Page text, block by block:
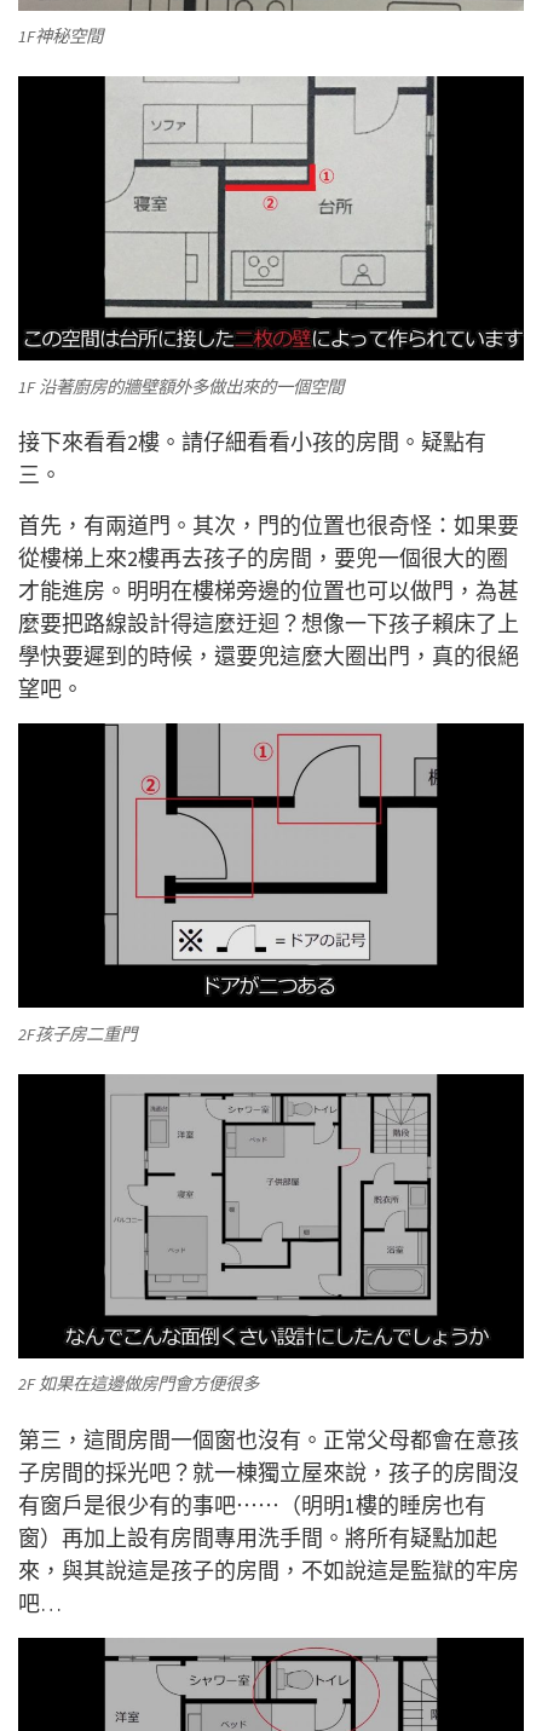
1F神秘空間
1F 沿著廚房的牆壁額外多做出來的一個空間
接下來看看2樓。請仔細看看小孩的房間。疑點有
三。
首先，有兩道門。其次，門的位置也很奇怪：如果要
從樓梯上來2樓再去孩子的房間，要兜一個很大的圈
才能進房。明明在樓梯旁邊的位置也可以做門，為甚
麼要把路線設計得這麼迂迴？想像一下孩子賴床了上
學快要遲到的時候，還要兜這麼大圈出門，真的很絕
望吧。
2F孩子房二重門
2F 如果在這邊做房門會方便很多
第三，這間房間一個窗也沒有。正常父母都會在意孩
子房間的採光吧？就一棟獨立屋來說，孩子的房間沒
有窗戶是很少有的事吧⋯⋯（明明1樓的睡房也有
窗）再加上設有房間專用洗手間。將所有疑點加起
來，與其說這是孩子的房間，不如說這是監獄的牢房
吧…